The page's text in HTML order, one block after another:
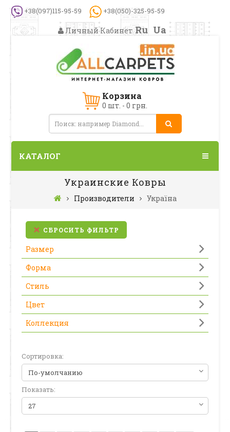
+38(097)115-95-59 +38(050)-325-95-59
Личный Кабинет Ru Ua
Корзина
0 шт. - 0 грн.
КАТАЛОГ
Украинские Ковры
Производители Україна
СБРОСИТЬ ФИЛЬТР
Размер
Форма
Стиль
Цвет
Коллекция
Сортировка:
Показать: